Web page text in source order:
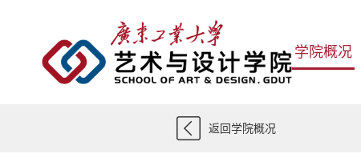
学院概况
返回学院概况